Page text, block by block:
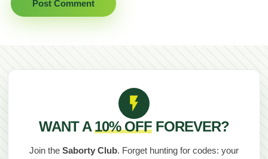
WANT A10% OFFFOREVER?
Join the Saborty Club. Forget hunting for codes: your